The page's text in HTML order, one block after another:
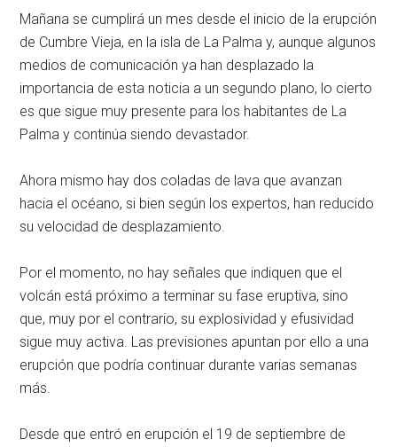
Mañana se cumplirá un mes desde el inicio de la erupción
de Cumbre Vieja, en la isla de La Palma y, aunque algunos
medios de comunicación ya han desplazado la
importancia de esta noticia a un segundo plano, lo cierto
es que sigue muy presente para los habitantes de La
Palma y continúa siendo devastador.
Ahora mismo hay dos coladas de lava que avanzan
hacia el océano, si bien según los expertos, han reducido
su velocidad de desplazamiento.
Por el momento, no hay señales que indiquen que el
volcán está próximo a terminar su fase eruptiva, sino
que, muy por el contrario, su explosividad y efusividad
sigue muy activa. Las previsiones apuntan por ello a una
erupción que podría continuar durante varias semanas
más.
Desde que entró en erupción el 19 de septiembre de